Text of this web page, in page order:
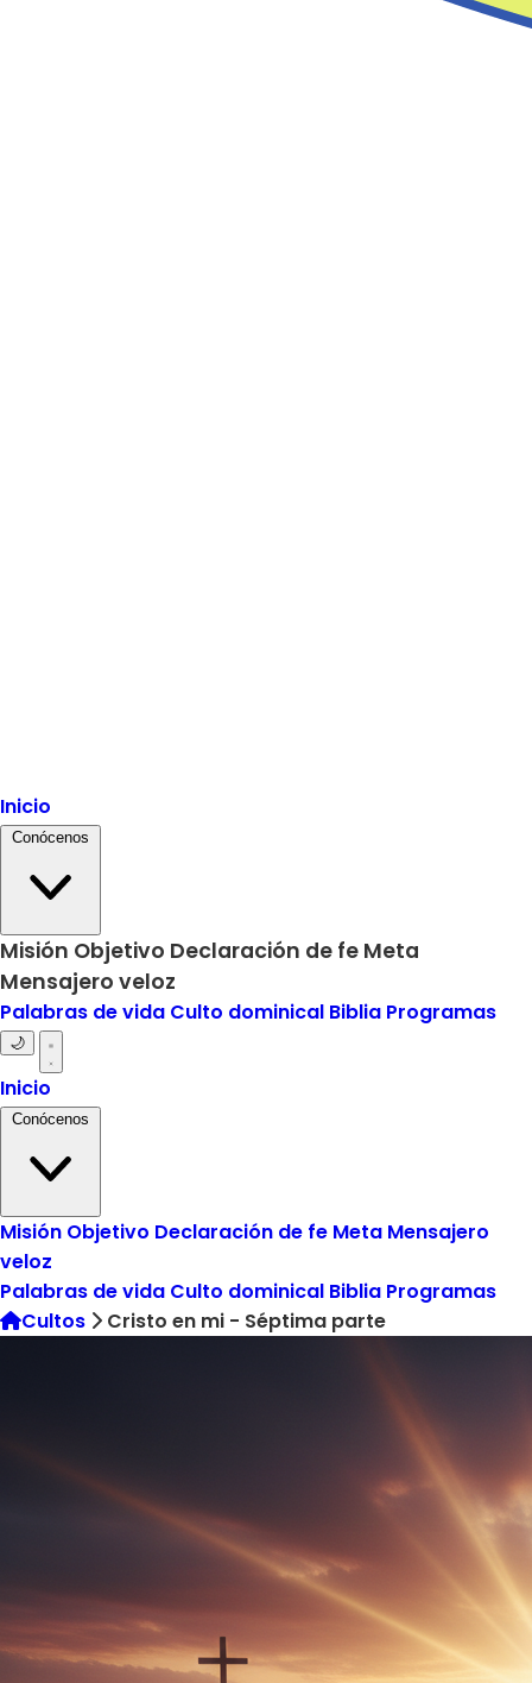
Inicio
Conócenos
Misión Objetivo Declaración de fe Meta
Mensajero veloz
Palabras de vida Culto dominical Biblia Programas
🌙
Inicio
Conócenos
Misión Objetivo Declaración de fe Meta Mensajero
veloz
Palabras de vida Culto dominical Biblia Programas
Cultos
Cristo en mi - Séptima parte